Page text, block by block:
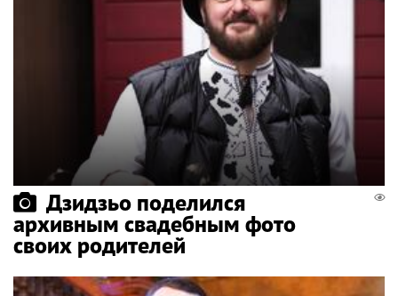
Дзидзьо поделился
архивным свадебным фото
своих родителей